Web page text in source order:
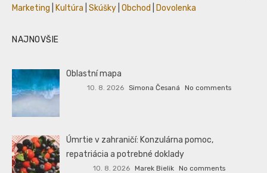
Marketing
Kultúra Skúšky Obchod Dovolenka
NAJNOVŠIE
Oblastní mapa
10. 8. 2026 Simona Česaná No comments
Úmrtie v zahraničí: Konzulárna pomoc,
repatriácia a potrebné doklady
10. 8. 2026 Marek Bielik No comments